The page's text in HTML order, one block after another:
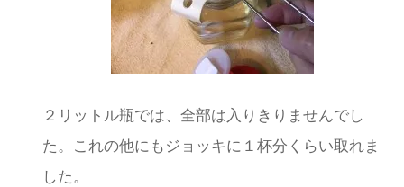
２リットル瓶では、全部は入りきりませんでし
た。これの他にもジョッキに１杯分くらい取れま
した。